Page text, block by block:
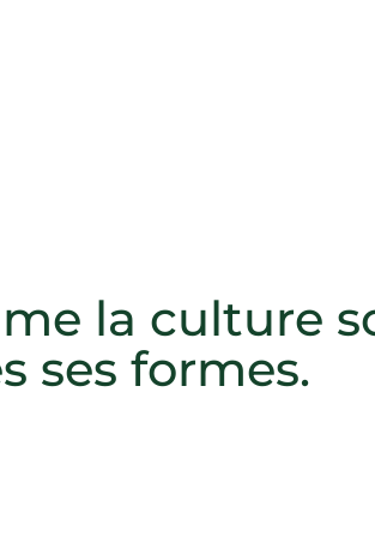
la culture
ses formes.